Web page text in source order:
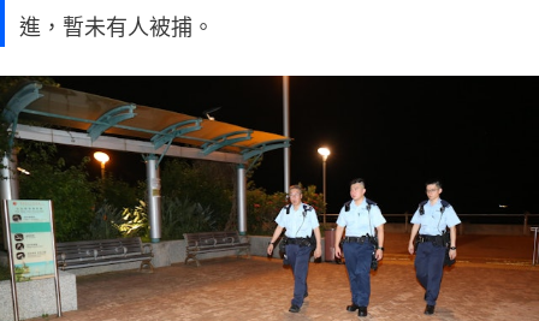
進，暫未有人被捕。